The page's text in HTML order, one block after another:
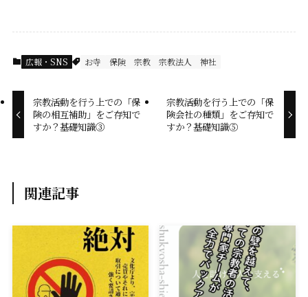
o
o
i
n
広報・SNS お寺 保険 宗教 宗教法人 神社
宗教活動を行う上での「保
険の相互補助」をご存知で
すか？基礎知識③
宗教活動を行う上での「保
険会社の種類」をご存知で
すか？基礎知識⑤
関連記事